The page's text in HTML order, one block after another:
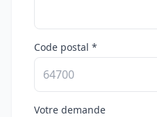
Code postal *
Votre demande